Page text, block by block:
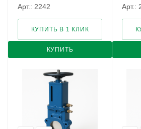
Арт.: 2242
КУПИТЬ
КУПИТЬ В 1 КЛИК
Арт.: